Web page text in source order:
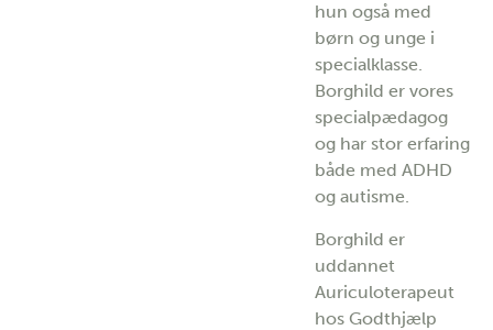
hun også med
børn og unge i
specialklasse.
Borghild er vores
specialpædagog
og har stor erfaring
både med ADHD
og autisme.
Borghild er
uddannet
Auriculoterapeut
hos Godthjælp